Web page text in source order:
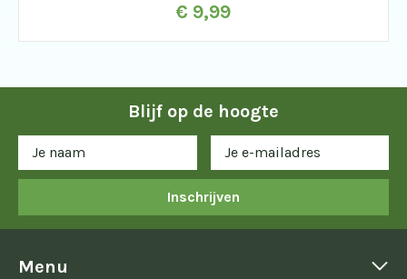
€ 9,99
Blijf op de hoogte
Inschrijven
Menu